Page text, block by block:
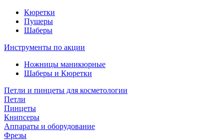
Кюретки
Пушеры
Шаберы
Инструменты по акции
Ножницы маникюрные
Шаберы и Кюретки
Петли и пинцеты для косметологии
Петли
Пинцеты
Книпсеры
Аппараты и оборудование
Фрезы